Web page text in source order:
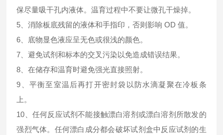
保尽量吸干孔内液体。温育过程中不要让微孔干燥掉。
5、消除板底残留的液体和手指印，否则影响 OD 值。
6、底物显色液应呈无色或很浅的颜色。
7、避免试剂和标本的交叉污染以免造成错误结果。
8、在储存和温育时避免强光直接照射。
9、平衡至室温后再打开密封袋以防水滴凝聚在冷板条
上。
10、任何反应试剂不能接触漂白溶剂或漂白溶剂所散发的
强烈气体。任何漂白成分都会破坏试剂盒中反应试剂的生